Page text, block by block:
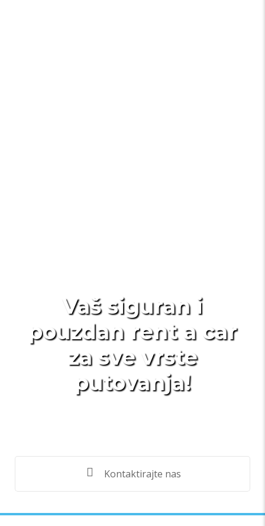
Vaš siguran i
pouzdan rent a car
za sve vrste
putovanja!
Kontaktirajte nas